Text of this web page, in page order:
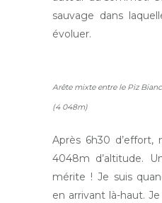
sauvage dans
évoluer.
Arête mixte entre le Piz
(4 048m)
Après 6h30 d’effort,
4048m d’altitude.
mérite ! Je suis
en arrivant là-haut.